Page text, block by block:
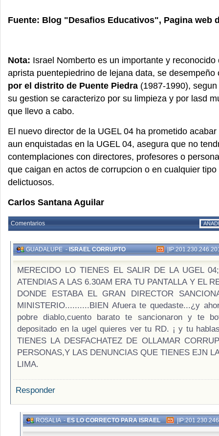
Fuente: Blog "Desafios Educativos", Pagina web
Nota: Israel Nomberto es un importante y reconocido
aprista puentepiedrino de lejana data, se desempeño
por el distrito de Puente Piedra (1987-1990),
su gestion se caracterizo por su limpieza y por lasd
que llevo a cabo.
El nuevo director de la UGEL 04 ha prometido
aun enquistadas en la UGEL 04, asegura que no
contemplaciones con directores, profesores o
que caigan en actos de corrupcion o en cualquier
delictuosos.
Carlos Santana Aguilar
Comentarios
GUADALUPE- ISRAEL CORRUPTO |
MERECIDO LO TIENES EL SALIR DE LA UGEL
ATENDIAS A LAS 6.30AM ERA TU PANTALLA Y EL
DONDE ESTABA EL GRAN DIRECTOR
MINISTERIO..........BIEN Afuera te quedaste...¿y
pobre diablo,cuento barato te sancionaron y te
depositado en la ugel quieres ver tu RD. ¡ y tu
TIENES LA DESFACHATEZ DE OLLAMAR
PERSONAS,Y LAS DENUNCIAS QUE TIENES EJN
LIMA.
Responder
ROSALIA-ES LO CORRECTO PARA ISRAEL |